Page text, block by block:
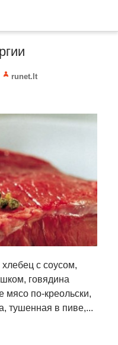
runet.lt
с соусом,
говядина
мясо по-креольски,
тушенная в пиве,...